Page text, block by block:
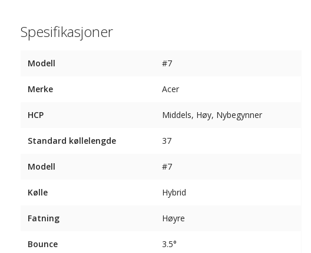
Spesifikasjoner
Modell #7
Merke Acer
HCP Middels, Høy, Nybegynner
Standard køllelengde 37
Modell #7
Kølle Hybrid
Fatning Høyre
Bounce 3.5°